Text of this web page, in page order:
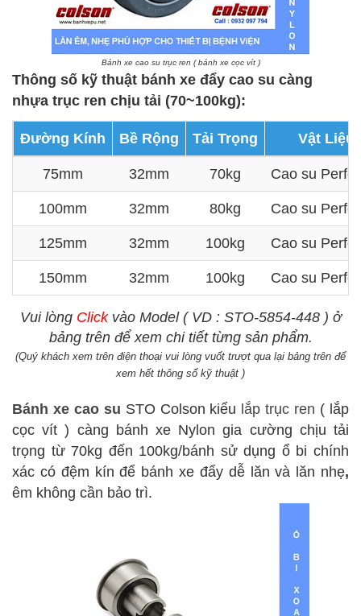
Bánh xe cao su trục ren ( bánh xe cọc vít )
Thông số kỹ thuật bánh xe đẩy cao su càng
nhựa trục ren chịu tải (70~100kg):
Đường Kính Bề Rộng Tải Trọng Vật Liệu
75mm 32mm 70kg Cao su
100mm 32mm 80kg Cao su
125mm 32mm 100kg Cao su
150mm 32mm 100kg Cao su
Vui lòng Clickvào Model ( VD : STO-5854-448 ) ở
bảng trên để xem chi tiết từng sản phẩm.
(Quý khách xem trên điện thoại vui lòng vuốt trượt qua lại bảng trên để
xem hết thông số kỹ thuật )
Bánh xe cao su STO Colson kiểu lắp trục ren ( lắp
cọc vít ) càng bánh xe Nylon gia cường chịu tải
trọng từ 70kg đến 100kg/bánh sử dụng ổ bi chính
xác có đệm kín để bánh xe đẩy dễ lăn và lăn nhẹ,
êm không cần bảo trì.